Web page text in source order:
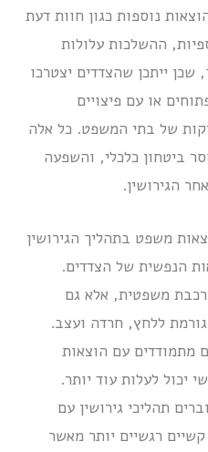
נוספות כגון חוות דעת
ההשלכות עלולות
ייתכן שהצדדים יצטרכו
או עם פיצויים
של בתי המשפט. כל אלה
ביטחון כלכלי, והשפעה
הגירושין.
משפט בתהליך הגירושין
הנפשית של הצדדים.
משפטית, אלא גם
ללחץ, חרדה ועצב.
מתמודדים עם הוצאות
יכול לעלות עוד יותר.
תהליכי גירושין עם
רגשיים יותר מאשר